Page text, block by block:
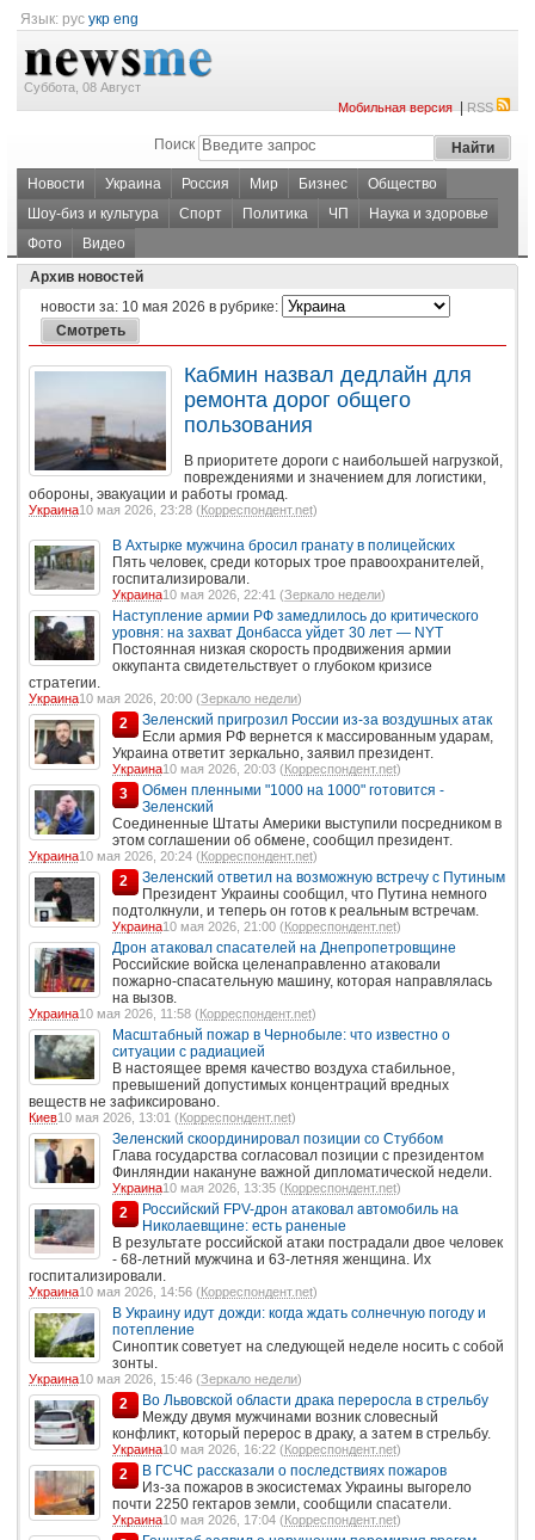
Язык: рус укр eng
Суббота, 08 Август
Мобильная версия|RSS
Поиск
Новости Украина Россия Мир Бизнес
Общество
Шоу-биз и культура
Спорт Политика ЧП
Наука и здоровье
Фото
Видео
Архив новостей
новости за: 10 мая 2026 в рубрике:
Кабмин назвал дедлайн для
ремонта дорог общего
пользования
В приоритете дороги с наибольшей нагрузкой,
повреждениями и значением для логистики,
обороны, эвакуации и работы громад.
Украина10 мая 2026, 23:28 (Корреспондент.net)
В Ахтырке мужчина бросил гранату в полицейских
Пять человек, среди которых трое правоохранителей,
госпитализировали.
Украина10 мая 2026, 22:41 (Зеркало недели)
Наступление армии РФ замедлилось до критического
уровня: на захват Донбасса уйдет 30 лет — NYT
Постоянная низкая скорость продвижения армии
оккупанта свидетельствует о глубоком кризисе
стратегии.
Украина10 мая 2026, 20:00 (Зеркало недели)
2
Зеленский пригрозил России из-за воздушных атак
Если армия РФ вернется к массированным ударам,
Украина ответит зеркально, заявил президент.
Украина10 мая 2026, 20:03 (Корреспондент.net)
3
Обмен пленными "1000 на 1000" готовится -
Зеленский
Соединенные Штаты Америки выступили посредником в
этом соглашении об обмене, сообщил президент.
Украина10 мая 2026, 20:24 (Корреспондент.net)
2
Зеленский ответил на возможную встречу с Путиным
Президент Украины сообщил, что Путина немного
подтолкнули, и теперь он готов к реальным встречам.
Украина10 мая 2026, 21:00 (Корреспондент.net)
Дрон атаковал спасателей на Днепропетровщине
Российские войска целенаправленно атаковали
пожарно-спасательную машину, которая направлялась
на вызов.
Украина10 мая 2026, 11:58 (Корреспондент.net)
Масштабный пожар в Чернобыле: что известно о
ситуации с радиацией
В настоящее время качество воздуха стабильное,
превышений допустимых концентраций вредных
веществ не зафиксировано.
Киев10 мая 2026, 13:01 (Корреспондент.net)
Зеленский скоординировал позиции со Стуббом
Глава государства согласовал позиции с президентом
Финляндии накануне важной дипломатической недели.
Украина10 мая 2026, 13:35 (Корреспондент.net)
2
Российский FPV-дрон атаковал автомобиль на
Николаевщине: есть раненые
В результате российской атаки пострадали двое человек
- 68-летний мужчина и 63-летняя женщина. Их
госпитализировали.
Украина10 мая 2026, 14:56 (Корреспондент.net)
В Украину идут дожди: когда ждать солнечную погоду и
потепление
Синоптик советует на следующей неделе носить с собой
зонты.
Украина10 мая 2026, 15:46 (Зеркало недели)
2
Во Львовской области драка переросла в стрельбу
Между двумя мужчинами возник словесный
конфликт, который перерос в драку, а затем в стрельбу.
Украина10 мая 2026, 16:22 (Корреспондент.net)
2
В ГСЧС рассказали о последствиях пожаров
Из-за пожаров в экосистемах Украины выгорело
почти 2250 гектаров земли, сообщили спасатели.
Украина10 мая 2026, 17:04 (Корреспондент.net)